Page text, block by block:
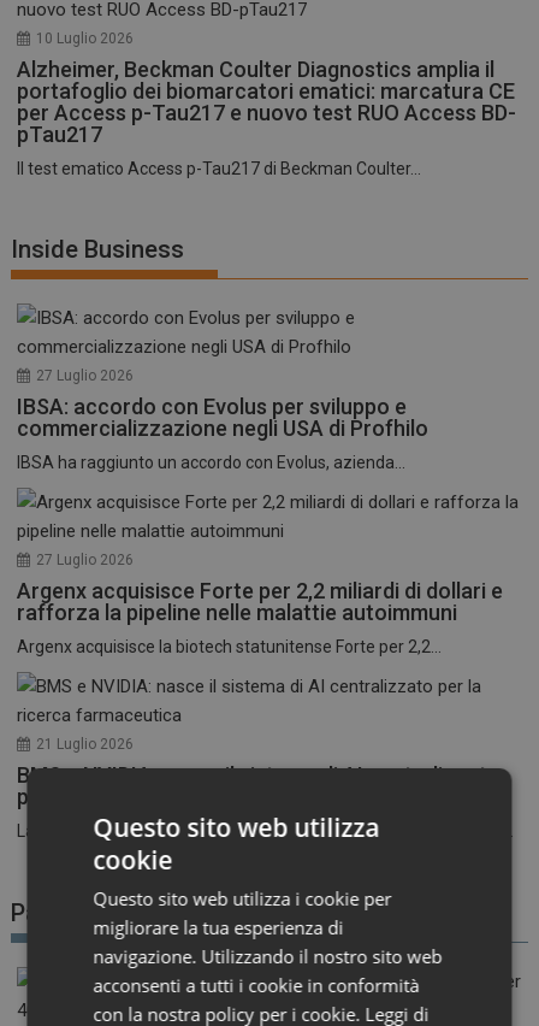
10 Luglio 2026
Alzheimer, Beckman Coulter Diagnostics amplia il
portafoglio dei biomarcatori ematici: marcatura CE
per Access p-Tau217 e nuovo test RUO Access BD-
pTau217
Il test ematico Access p-Tau217 di Beckman Coulter...
Inside Business
27 Luglio 2026
IBSA: accordo con Evolus per sviluppo e
commercializzazione negli USA di Profhilo
IBSA ha raggiunto un accordo con Evolus, azienda...
27 Luglio 2026
Argenx acquisisce Forte per 2,2 miliardi di dollari e
rafforza la pipeline nelle malattie autoimmuni
Argenx acquisisce la biotech statunitense Forte per 2,2...
21 Luglio 2026
BMS e NVIDIA: nasce il sistema di AI centralizzato
per la ricerca farmaceutica
La corsa all’intelligenza artificiale nel settore farmaceutico entra...
Patient Advocacy
Questo sito web utilizza
cookie
Questo sito web utilizza i cookie per
migliorare la tua esperienza di
navigazione. Utilizzando il nostro sito web
acconsenti a tutti i cookie in conformità
con la nostra policy per i cookie. Leggi di